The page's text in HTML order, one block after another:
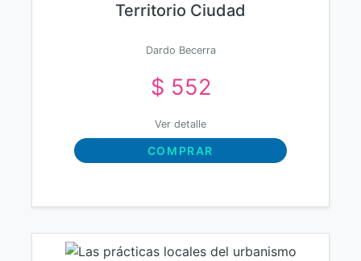
Territorio Ciudad
Dardo Becerra
$ 552
Ver detalle
COMPRAR